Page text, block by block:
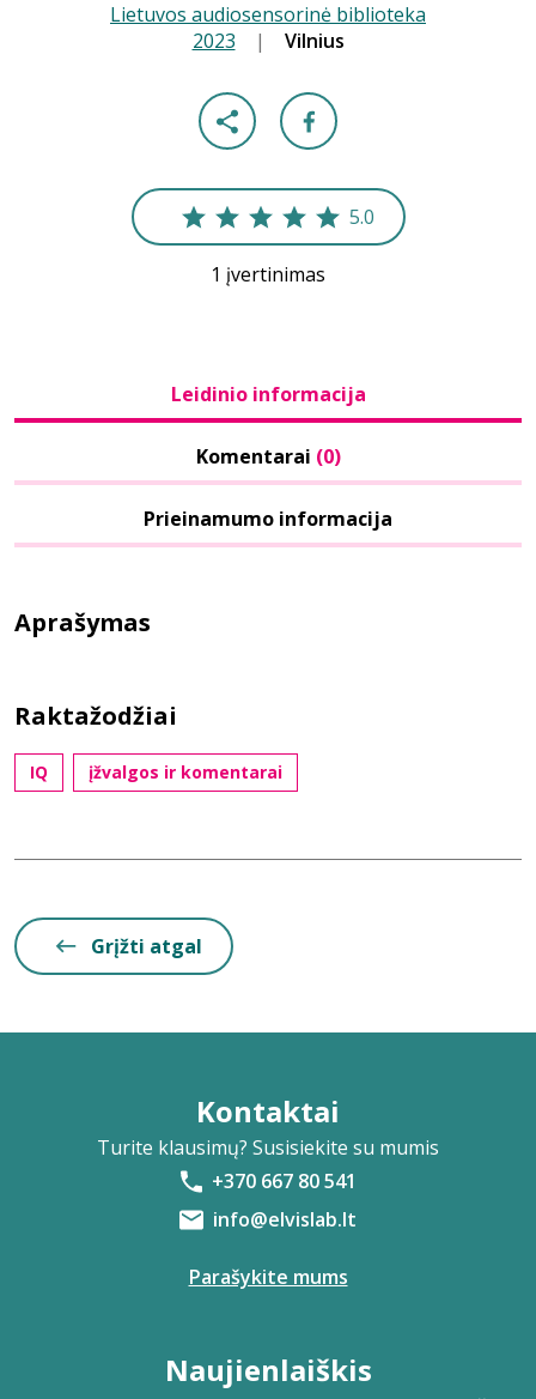
Lietuvos audiosensorinė biblioteka
2023 | Vilnius
5.0
1 įvertinimas
Leidinio informacija
Komentarai (0)
Prieinamumo informacija
Aprašymas
Raktažodžiai
IQ įžvalgos ir komentarai
Grįžti atgal
Kontaktai
Turite klausimų? Susisiekite su mumis
+370 667 80 541
info@elvislab.lt
Parašykite mums
Naujienlaiškis